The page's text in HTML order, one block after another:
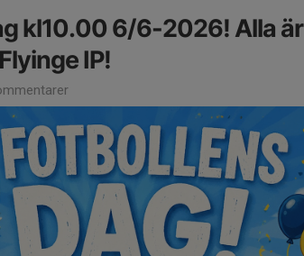
kl10.00 6/6-2026! Alla är
IP!